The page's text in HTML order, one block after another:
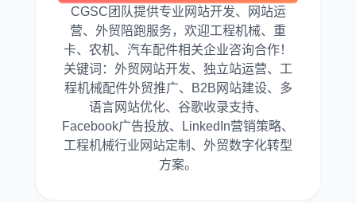
CGSC团队提供专业网站开发、网站运
营、外贸陪跑服务，欢迎工程机械、重
卡、农机、汽车配件相关企业咨询合作！
关键词：外贸网站开发、独立站运营、工
程机械配件外贸推广、B2B网站建设、多
语言网站优化、谷歌收录支持、
Facebook广告投放、LinkedIn营销策略、
工程机械行业网站定制、外贸数字化转型
方案。